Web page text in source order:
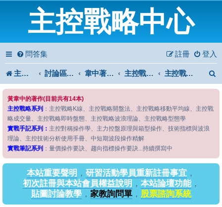
主控戰略中心
問答集 登入
註冊
主控戰略中心 討論區首頁 韋中著作問答區 主控戰略系列 主控戰略K線
黃韋中的著作(目前共有14本)
主控戰略系列 ：主控戰略K線、主控戰略開盤法、主控戰略移動平均線、主控戰
略成交量、主控戰略即時盤態、主控戰略波浪理論、主控戰略型態學
實戰手記系列： 主控對稱操作學、主力控盤原理與箱型操作、技術指標與波浪
理論、主控技術分析使用手冊、中短期波段操作精解
實戰筆記系列 ：量價操作要訣、趨向指標操作要訣...持續撰寫中
本站重要聲明 ， 研習活動學員重新註冊事宜 ，
初次註冊與本站會員權益說明 ， 本站論壇功能，
貼圖討論教學， 家教詢問單， 股票諮詢系統